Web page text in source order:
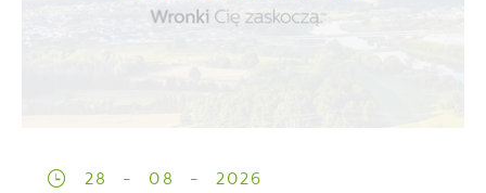
28 - 08 - 2026